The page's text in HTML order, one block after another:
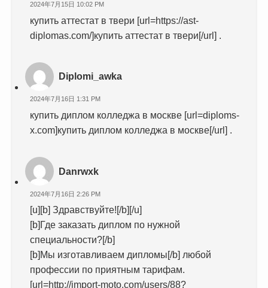
2024年7月15日 10:02 PM
купить аттестат в твери [url=https://ast-
diplomas.com/]купить аттестат в твери[/url] .
Diplomi_awka
2024年7月16日 1:31 PM
купить диплом колледжа в москве [url=diploms-
x.com]купить диплом колледжа в москве[/url] .
Danrwxk
2024年7月16日 2:26 PM
[u][b] Здравствуйте![/b][/u]
[b]Где заказать диплом по нужной
специальности?[/b]
[b]Мы изготавливаем дипломы[/b] любой
профессии по приятным тарифам.
[url=http://import-moto.com/users/88?